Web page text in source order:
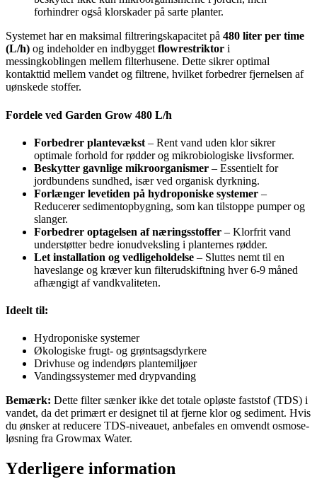
forhindrer også klorskader på sarte planter.
Systemet har en maksimal filtreringskapacitet på 480 liter per time
(L/h) og indeholder en indbyggetflowrestriktor i
messingkoblingen mellem filterhusene. Dette sikrer optimal
kontakttid mellem vandet og filtrene, hvilket forbedrer fjernelsen af
uønskede stoffer.
Fordele ved Garden Grow 480 L/h
Forbedrer plantevækst – Rent vand uden klor sikrer
optimale forhold for rødder og mikrobiologiske livsformer.
Beskytter gavnlige mikroorganismer – Essentielt for
jordbundens sundhed, især ved organisk dyrkning.
Forlænger levetiden på hydroponiske systemer –
Reducerer sedimentopbygning, som kan tilstoppe pumper og
slanger.
Forbedrer optagelsen af næringsstoffer – Klorfrit vand
understøtter bedre ionudveksling i planternes rødder.
Let installation og vedligeholdelse – Sluttes nemt til en
haveslange og kræver kun filterudskiftning hver 6-9 måned
afhængigt af vandkvaliteten.
Ideelt til:
Hydroponiske systemer
Økologiske frugt- og grøntsagsdyrkere
Drivhuse og indendørs plantemiljøer
Vandingssystemer med drypvanding
Bemærk: Dette filter sænker ikke det totale opløste faststof (TDS) i
vandet, da det primært er designet til at fjerne klor og sediment. Hvis
du ønsker at reducere TDS-niveauet, anbefales en omvendt osmose-
løsning fra Growmax Water.
Yderligere information